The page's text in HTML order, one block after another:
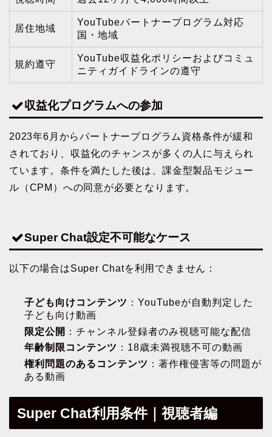
居住地域
YouTubeパートナープログラム対応
国・地域
規約遵守
YouTube収益化ポリシーおよびコミュ
ニティガイドラインの遵守
収益化プログラムへの参加
2023年6月からパートナープログラム資格条件が緩和
されており、収益化のチャンスが多くの人に与えられ
ています。条件を満たした後は、課金型製品モジュー
ル（CPM）への同意が必要となります。
Super Chat設定不可能なケース
以下の場合はSuper Chatを利用できません：
子ども向けコンテンツ ：YouTubeが自動判定した
子ども向け動画
限定公開 ：チャンネル登録者のみ視聴可能な配信
年齢制限コンテンツ ：18歳未満視聴不可の動画
権利問題のあるコンテンツ ：著作権侵害等の問題が
ある動画
Super Chat利用条件｜視聴者編